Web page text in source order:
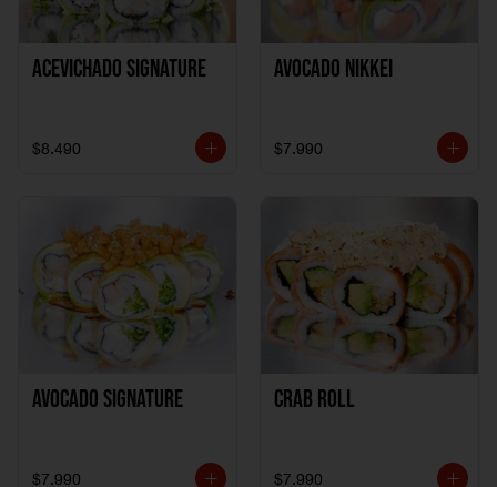
ACEVICHADO SIGNATURE
$8.490
AVOCADO NIKKEI
$7.990
AVOCADO SIGNATURE
$7.990
CRAB ROLL
$7.990